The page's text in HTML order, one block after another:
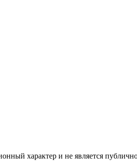
характер и не является